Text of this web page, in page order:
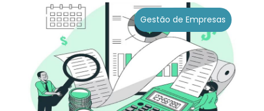
Gestão de Empresas